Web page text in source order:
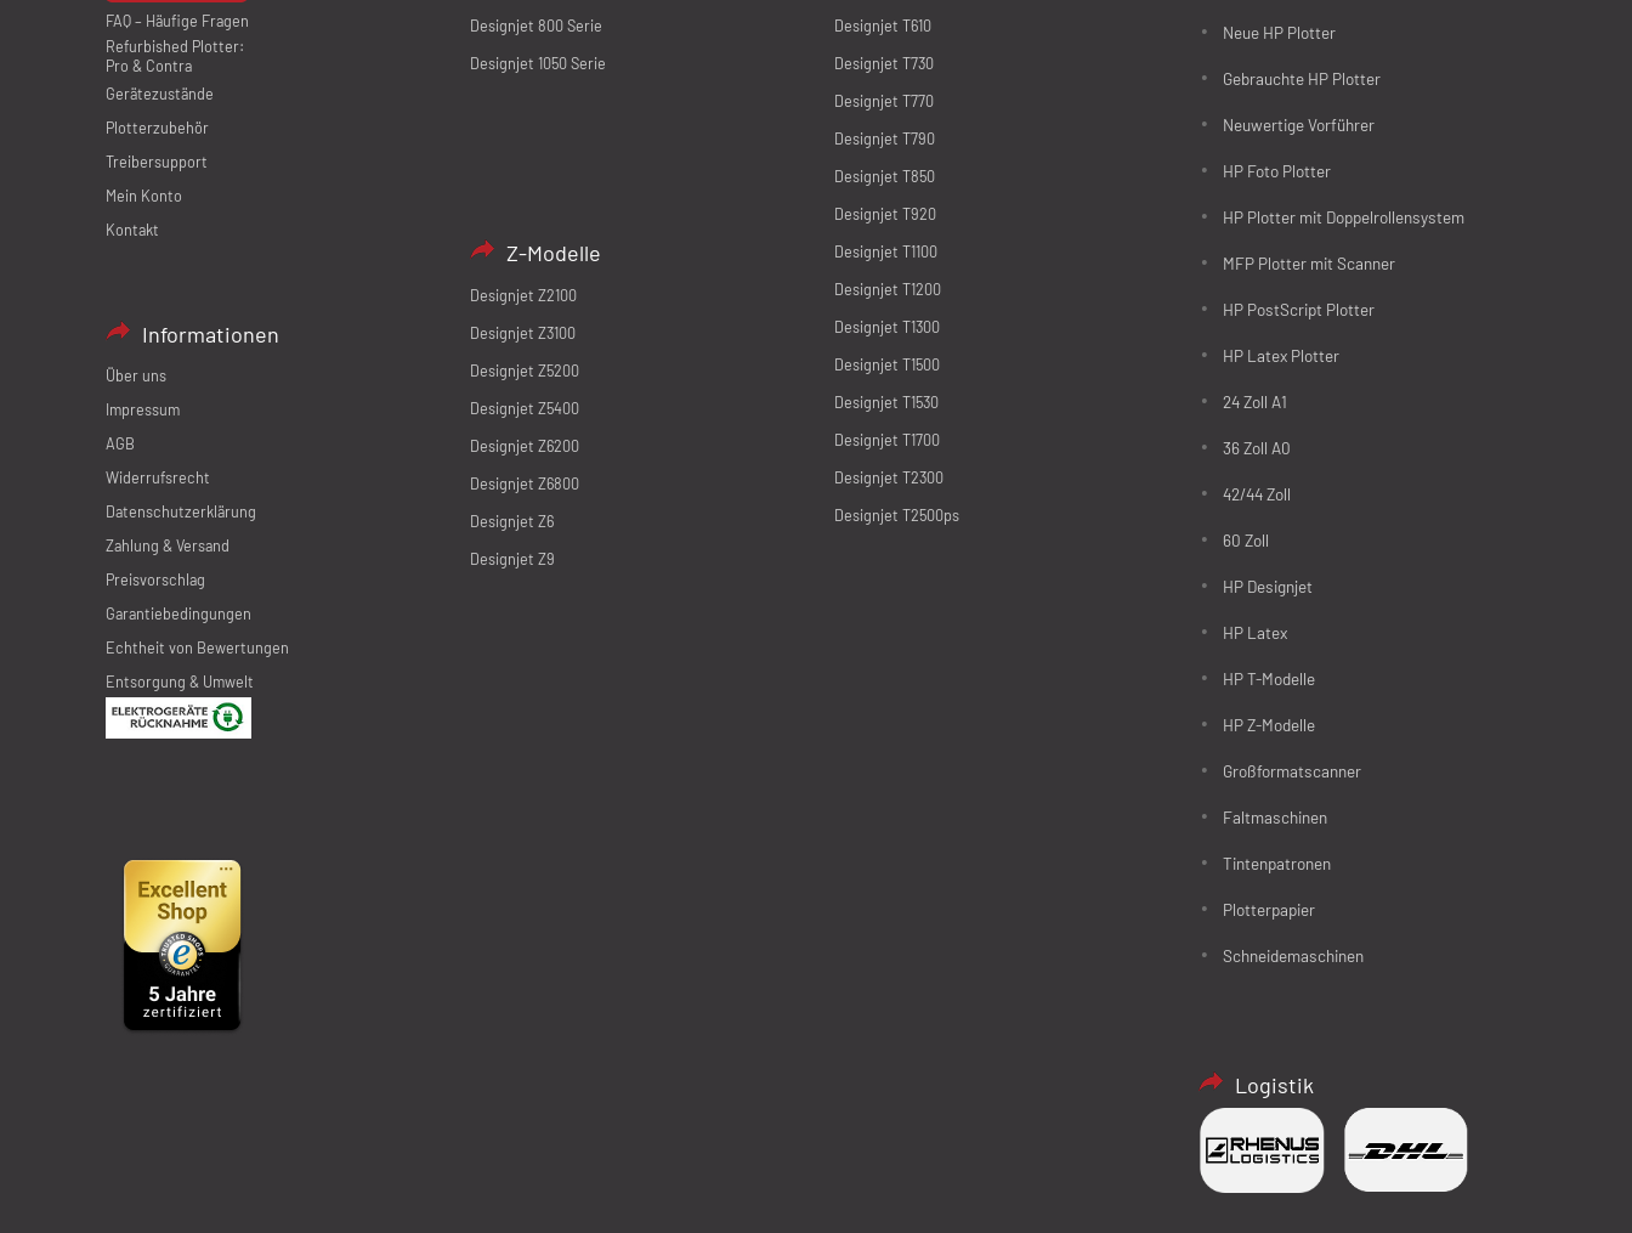
FAQ – Häufige Fragen
Refurbished Plotter:
Pro & Contra
Gerätezustände
Plotterzubehör
Treibersupport
Mein Konto
Kontakt
Informationen
Über uns
Impressum
AGB
Widerrufsrecht
Datenschutzerklärung
Zahlung & Versand
Preisvorschlag
Garantiebedingungen
Echtheit von Bewertungen
Entsorgung & Umwelt
Designjet 800 Serie
Designjet 1050 Serie
Z-Modelle
Designjet Z2100
Designjet Z3100
Designjet Z5200
Designjet Z5400
Designjet Z6200
Designjet Z6800
Designjet Z6
Designjet Z9
Designjet T610
Designjet T730
Designjet T770
Designjet T790
Designjet T850
Designjet T920
Designjet T1100
Designjet T1200
Designjet T1300
Designjet T1500
Designjet T1530
Designjet T1700
Designjet T2300
Designjet T2500ps
Neue HP Plotter
Gebrauchte HP Plotter
Neuwertige Vorführer
HP Foto Plotter
HP Plotter mit Doppelrollensystem
MFP Plotter mit Scanner
HP PostScript Plotter
HP Latex Plotter
24 Zoll A1
36 Zoll A0
42/44 Zoll
60 Zoll
HP Designjet
HP Latex
HP T-Modelle
HP Z-Modelle
Großformatscanner
Faltmaschinen
Tintenpatronen
Plotterpapier
Schneidemaschinen
Logistik